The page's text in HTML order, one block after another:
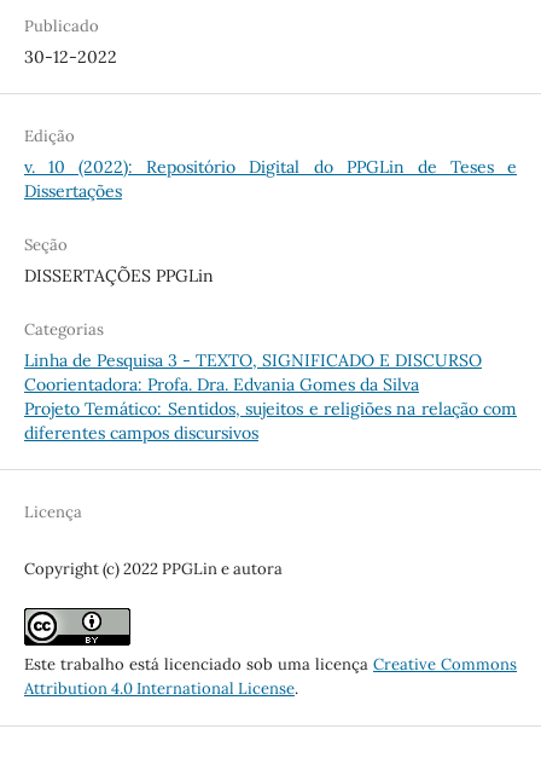
Publicado
30-12-2022
Edição
v. 10 (2022): Repositório Digital do PPGLin de Teses e
Dissertações
Seção
DISSERTAÇÕES PPGLin
Categorias
Linha de Pesquisa 3 - TEXTO, SIGNIFICADO E DISCURSO
Coorientadora: Profa. Dra. Edvania Gomes da Silva
Projeto Temático: Sentidos, sujeitos e religiões na relação com
diferentes campos discursivos
Licença
Copyright (c) 2022 PPGLin e autora
Este trabalho está licenciado sob uma licençaCreative Commons
Attribution 4.0 International License.